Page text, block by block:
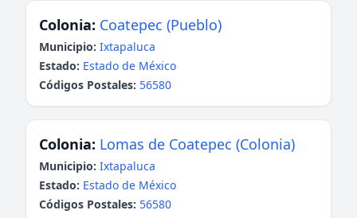
Colonia: Coatepec (Pueblo)
Municipio: Ixtapaluca
Estado: Estado de México
Códigos Postales: 56580
Colonia: Lomas de Coatepec (Colonia)
Municipio: Ixtapaluca
Estado: Estado de México
Códigos Postales: 56580